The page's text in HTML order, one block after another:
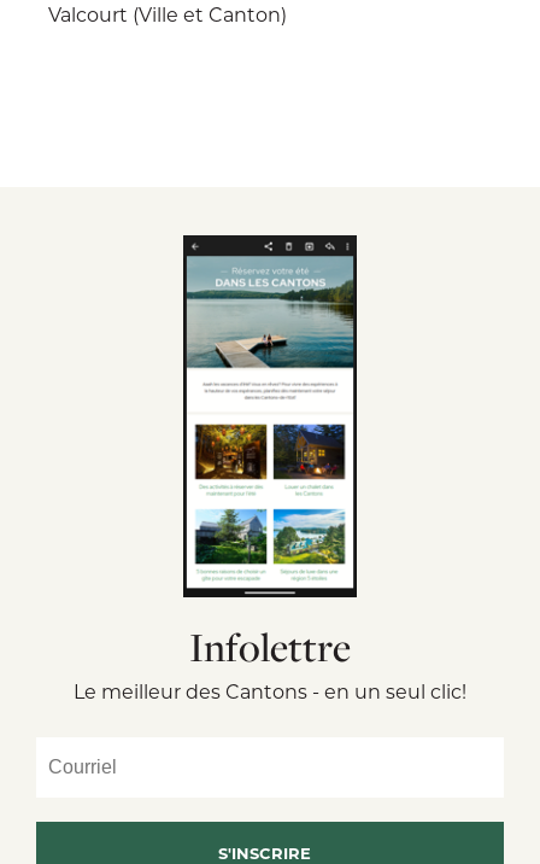
Valcourt (Ville et Canton)
Infolettre
Le meilleur des Cantons - en un seul clic!